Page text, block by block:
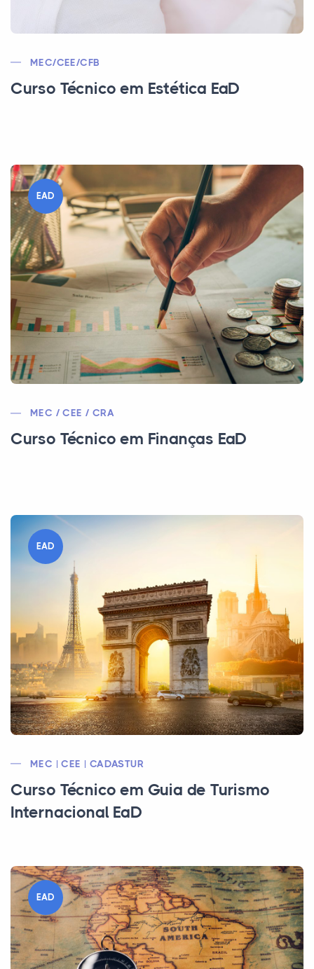
MEC/CEE/CFB
Curso Técnico em Estética EaD
EAD
MEC / CEE / CRA
Curso Técnico em Finanças EaD
EAD
MEC | CEE | CADASTUR
Curso Técnico em Guia de Turismo
Internacional EaD
EAD